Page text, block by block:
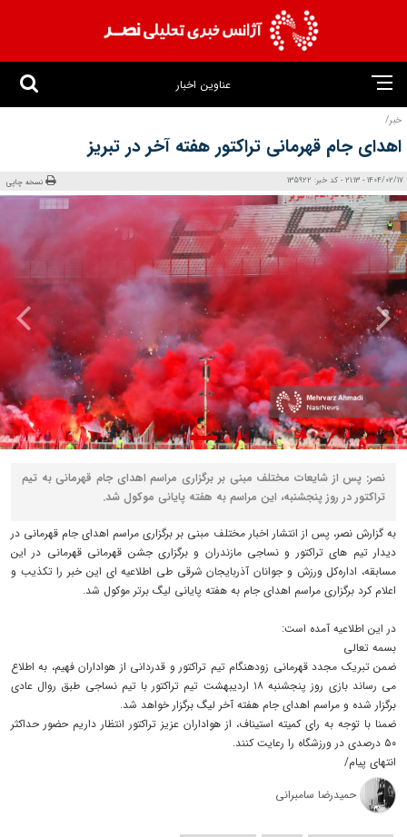
عناوین اخبار
خبر/
اهدای جام قهرمانی تراکتور هفته آخر در تبریز
1404/02/17 - 21:13 - کد خبر: 135922 نسخه چاپی
نصر: پس از شایعات مختلف مبنی بر برگزاری مراسم اهدای جام قهرمانی به تیم
تراکتور در روز پنجشنبه، این مراسم به هفته پایانی موکول شد.
به گزارش نصر، پس از انتشار اخبار مختلف مبنی بر برگزاری مراسم اهدای جام قهرمانی در
دیدار تیم های تراکتور و نساجی مازندران و برگزاری جشن قهرمانی قهرمانی در این
مسابقه، اداره‌کل ورزش و جوانان آذربایجان شرقی طی اطلاعیه ای این خبر را تکذیب و
اعلام کرد برگزاری مراسم اهدای جام به هفته پایانی لیگ برتر موکول شد.
در این اطلاعیه آمده است:
بسمه تعالی
ضمن تبریک مجدد قهرمانی زودهنگام تیم تراکتور و قدردانی از هواداران فهیم، به اطلاع
می رساند بازی روز پنجشنبه ۱۸ اردیبهشت تیم تراکتور با تیم نساجی طبق روال عادی
برگزار شده و مراسم اهدای جام هفته آخر لیگ برگزار خواهد شد.
ضمنا با توجه به رای کمیته استیناف، از هواداران عزیز تراکتور انتظار داریم حضور حداکثر
۵۰ درصدی در ورزشگاه را رعایت کنند.
انتهای پیام/
حمیدرضا سامبرانی